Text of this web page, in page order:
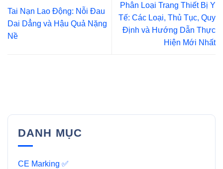
Tai Nạn Lao Động: Nỗi Đau
Dai Dẳng và Hậu Quả Nặng
Nề
Phân Loại Trang Thiết Bị Y
Tế: Các Loại, Thủ Tục, Quy
Định và Hướng Dẫn Thực
Hiện Mới Nhất
DANH MỤC
CE Marking ✅